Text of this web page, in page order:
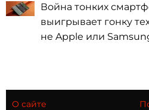
Война тонких
выигрывает гонку
не Apple или
О сайте